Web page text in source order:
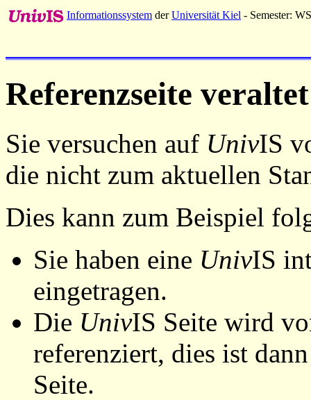
Informationssystem derUniversität Kiel - Semester:
Referenzseite veraltet
Sie versuchen auf UnivIS
die nicht zum aktuellen
Dies kann zum Beispiel
Sie haben eine UnivIS
eingetragen.
Die UnivIS Seite wird
referenziert, dies ist
Seite.